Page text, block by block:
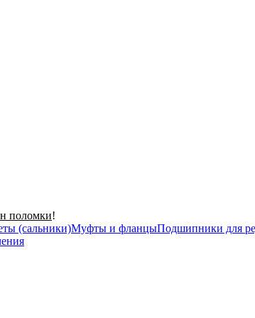
поломки!
(сальники)Муфты и фланцыПодшипники для